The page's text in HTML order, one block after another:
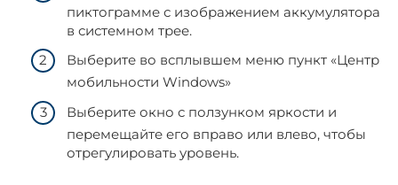
пиктограмме с изображением аккумулятора
в системном трее.
Выберите во всплывшем меню пункт «Центр
мобильности Windows»
Выберите окно с ползунком яркости и
перемещайте его вправо или влево, чтобы
отрегулировать уровень.